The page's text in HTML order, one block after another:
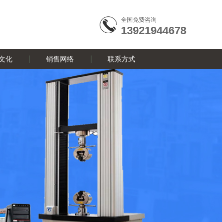
全国免费咨询
13921944678
化 销售网络 联系方式